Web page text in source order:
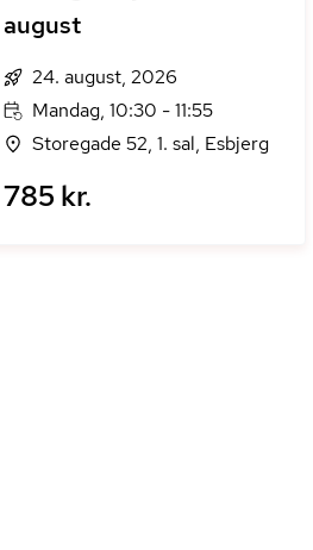
august
24. august, 2026
Mandag, 10:30 - 11:55
Storegade 52, 1. sal, Esbjerg
785 kr.